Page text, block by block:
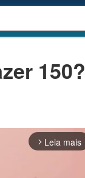
150?
arrow_forward_ios Leia mais